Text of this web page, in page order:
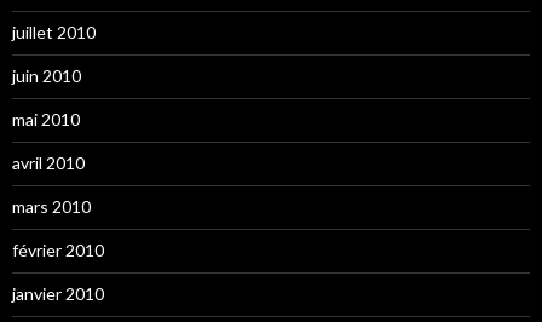
juillet 2010
juin 2010
mai 2010
avril 2010
mars 2010
février 2010
janvier 2010